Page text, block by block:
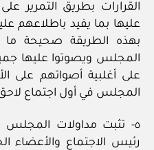
القرارات بطريق التمرير
عليها بما يفيد باطلاعهم
بهذه الطريقة صحيحة
المجلس ويصوتوا عليها
على أغلبية أصواتهم على
المجلس في أول اجتماع لاحق
٥- تثبت مداولات المجلس
رئيس الاجتماع والأعضاء